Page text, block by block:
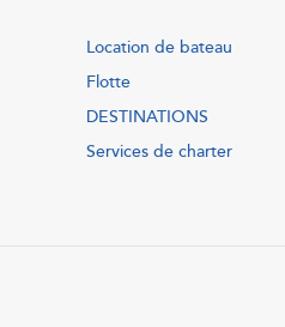
Location de bateau
Flotte
DESTINATIONS
Services de charter